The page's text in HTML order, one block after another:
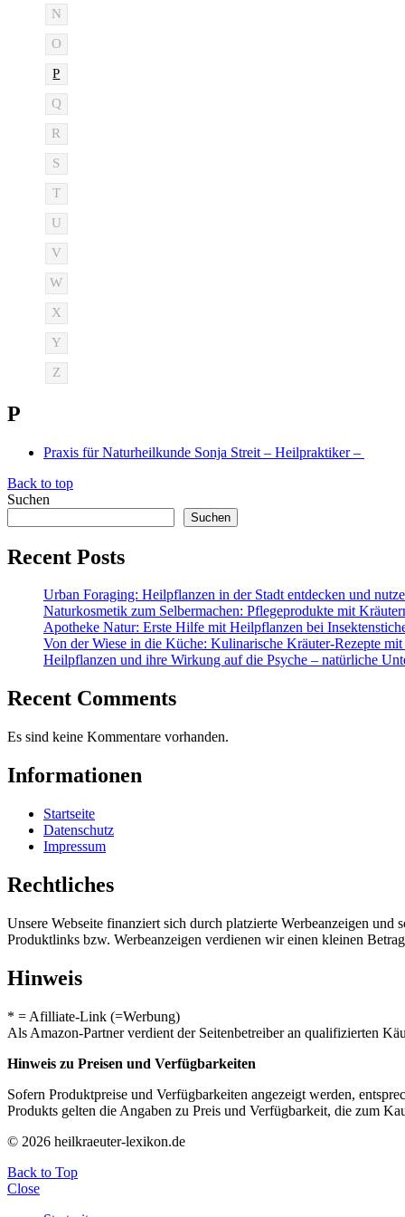
N
O
P
Q
R
S
T
U
V
W
X
Y
Z
P
Praxis für Naturheilkunde Sonja Streit – Heilpraktiker –
Back to top
Suchen
Suchen
Recent Posts
Urban Foraging: Heilpflanzen in der Stadt entdecken und
Naturkosmetik zum Selbermachen: Pflegeprodukte mit
Apotheke Natur: Erste Hilfe mit Heilpflanzen bei
Von der Wiese in die Küche: Kulinarische Kräuter-Rezepte
Heilpflanzen und ihre Wirkung auf die Psyche – natürliche
Recent Comments
Es sind keine Kommentare vorhanden.
Informationen
Startseite
Datenschutz
Impressum
Rechtliches
Unsere Webseite finanziert sich durch platzierte Werbeanzeigen
Produktlinks bzw. Werbeanzeigen verdienen wir einen kleinen
Hinweis
* = Afilliate-Link (=Werbung)
Als Amazon-Partner verdient der Seitenbetreiber an qualifizierten
Hinweis zu Preisen und Verfügbarkeiten
Sofern Produktpreise und Verfügbarkeiten angezeigt werden,
Produkts gelten die Angaben zu Preis und Verfügbarkeit, die zum
© 2026 heilkraeuter-lexikon.de
Back to Top
Close